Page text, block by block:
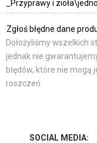
_Przyprawy i
Zgłoś błędne dane
Dołożyliśmy wszelkich
jednak nie
błędów, które nie
roszczeń.
SOCIAL MEDIA: